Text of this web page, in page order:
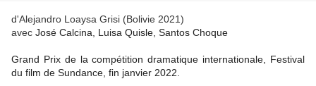
d'Alejandro Loaysa Grisi (Bolivie 2021)
avec José Calcina, Luisa Quisle, Santos Choque
Grand Prix de la compétition dramatique internationale, Festival
du film de Sundance, fin janvier 2022.